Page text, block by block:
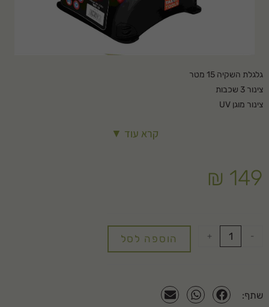
גלגלת השקיה 15 מטר
צינור 3 שכבות
צינור מוגן UV
פיית התזה
קרא עוד ▼
₪ 149
-
+ הוספה לסל
שתף: